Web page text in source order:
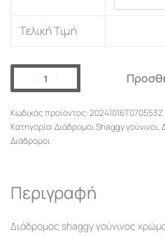
Τελική Τιμή
20241016T070553Z
Κατηγορία:Διάδρομοι Shaggy γούνινοι,
Διάδρομοι
Περιγραφή
Διάδρομος shaggy γούνινος